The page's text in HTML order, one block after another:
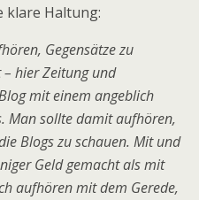
klare Haltung:
Gegensätze zu
hier Zeitung und
mit einem angeblich
Man sollte damit aufhören,
Blogs zu schauen. Mit und
Geld gemacht als mit
aufhören mit dem Gerede,